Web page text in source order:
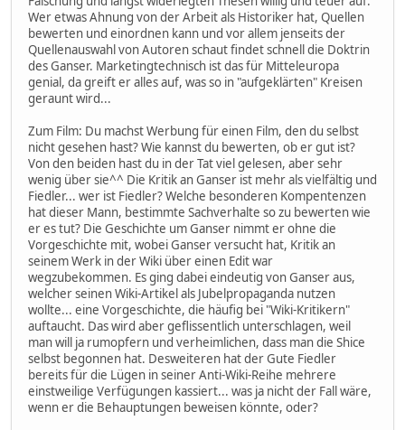
Wer etwas Ahnung von der Arbeit als Historiker hat, Quellen
bewerten und einordnen kann und vor allem jenseits der
Quellenauswahl von Autoren schaut findet schnell die Doktrin
des Ganser. Marketingtechnisch ist das für Mitteleuropa
genial, da greift er alles auf, was so in "aufgeklärten" Kreisen
geraunt wird...
Zum Film: Du machst Werbung für einen Film, den du selbst
nicht gesehen hast? Wie kannst du bewerten, ob er gut ist?
Von den beiden hast du in der Tat viel gelesen, aber sehr
wenig über sie^^ Die Kritik an Ganser ist mehr als vielfältig und
Fiedler... wer ist Fiedler? Welche besonderen Kompentenzen
hat dieser Mann, bestimmte Sachverhalte so zu bewerten wie
er es tut? Die Geschichte um Ganser nimmt er ohne die
Vorgeschichte mit, wobei Ganser versucht hat, Kritik an
seinem Werk in der Wiki über einen Edit war
wegzubekommen. Es ging dabei eindeutig von Ganser aus,
welcher seinen Wiki-Artikel als Jubelpropaganda nutzen
wollte... eine Vorgeschichte, die häufig bei "Wiki-Kritikern"
auftaucht. Das wird aber geflissentlich unterschlagen, weil
man will ja rumopfern und verheimlichen, dass man die Shice
selbst begonnen hat. Desweiteren hat der Gute Fiedler
bereits für die Lügen in seiner Anti-Wiki-Reihe mehrere
einstweilige Verfügungen kassiert... was ja nicht der Fall wäre,
wenn er die Behauptungen beweisen könnte, oder?